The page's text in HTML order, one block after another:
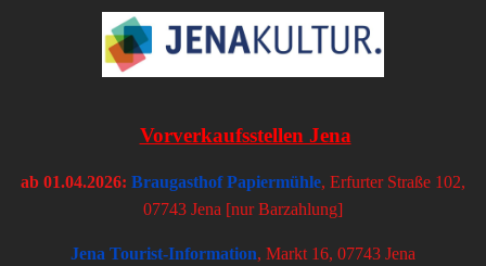
Vorverkaufsstellen Jena
ab 01.04.2026: Braugasthof Papiermühle, Erfurter Straße 102,
07743 Jena [nur Barzahlung]
Jena Tourist-Information, Markt 16, 07743 Jena